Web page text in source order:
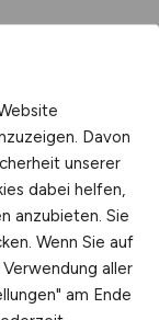
Software
Davon
unserer
dabei helfen,
anzubieten. Sie
Wenn Sie auf
aller
am Ende